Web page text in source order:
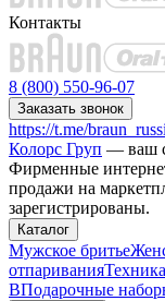
Контакты
8 (800) 550-96-07
Заказать звонок
https://t.me/
Колорс Груп — ваш
Фирменные
продажи на
зарегистрированы.
Каталог
Мужское бритье
отпаривания
BПодарочные